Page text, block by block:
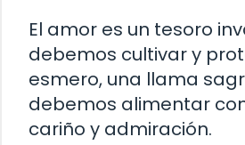
El amor es un tesoro
debemos cultivar y
esmero, una llama
debemos alimentar
cariño y admiración.